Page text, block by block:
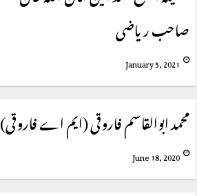
صاحب ریاضی
January 5, 2021
محمد ابوالقاسم فاروقی (ایم اے فاروقی)
June 18, 2020